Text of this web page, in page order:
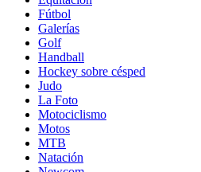
Fútbol
Galerías
Golf
Handball
Hockey sobre césped
Judo
La Foto
Motociclismo
Motos
MTB
Natación